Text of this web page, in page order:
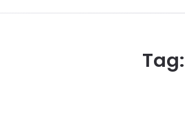
Tag: